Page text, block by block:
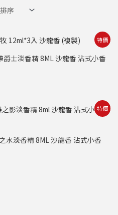
特價
爵士淡香精 8ML 沙龍香 沾式小香
特價
水淡香精 8ML 沙龍香 沾式小香